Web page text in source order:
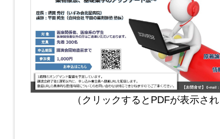
（クリックするとPDFが表示さ